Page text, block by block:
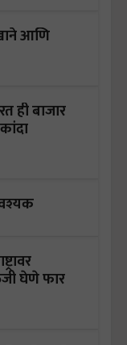
आणि
ही बाजार
घेणे फार